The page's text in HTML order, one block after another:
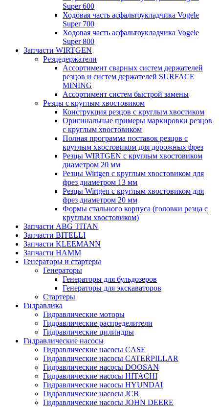
Super 600
Ходовая часть асфальтоукладчика Vogele
Super 700
Ходовая часть асфальтоукладчика Vogele
Super 800
Запчасти WIRTGEN
Резцедержатели
Ассортимент сварных систем держателей
резцов и систем держателей SURFACE
MINING
Ассортимент систем быстрой замены
Резцы с круглым хвостовиком
Конструкция резцов с круглым хвостиком
Оригинальные примеры маркировки резцов
с круглым хвостовиком
Полная программа поставок резцов с
круглым хвостовиком для дорожных фрез
Резцы WIRTGEN с круглым хвостовиком
диаметром 20 мм
Резцы Wirtgen с круглым хвостовиком для
фрез диаметром 13 мм
Резцы Wirtgen с круглым хвостовиком для
фрез диаметром 20 мм
Формы стального корпуса (головки резца с
круглым хвостовиком)
Запчасти ABG TITAN
Запчасти BITELLI
Запчасти KLEEMANN
Запчасти HAMM
Генераторы и стартеры
Генераторы
Генераторы для бульдозеров
Генераторы для экскаваторов
Стартеры
Гидравлика
Гидравлические моторы
Гидравлические распределители
Гидравлические цилиндры
Гидравлические насосы
Гидравлические насосы CASE
Гидравлические насосы CATERPILLAR
Гидравлические насосы DOOSAN
Гидравлические насосы HITACHI
Гидравлические насосы HYUNDAI
Гидравлические насосы JCB
Гидравлические насосы JOHN DEERE